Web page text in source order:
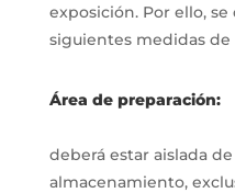
exposición. Por ello,
siguientes medidas
Área de preparación:
deberá estar aislada
almacenamiento,